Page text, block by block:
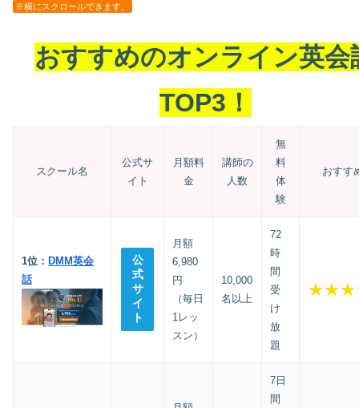
※横にスクロールできます。
おすすめのオンライン英会
TOP3！
スクール名
公式サ
イト
月額料
金
講師の
人数
無
料
体
験
おすす
1位： DMM英会
話
公
式
サ
イ
ト
月額
6,980
円
（毎日
1レッ
スン）
10,000
名以上
72
時
間
受
け
放
題
7日
間